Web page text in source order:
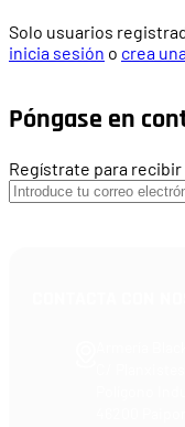
Solo usuarios
inicia sesión o crea
Póngase en
Regístrate para recibir